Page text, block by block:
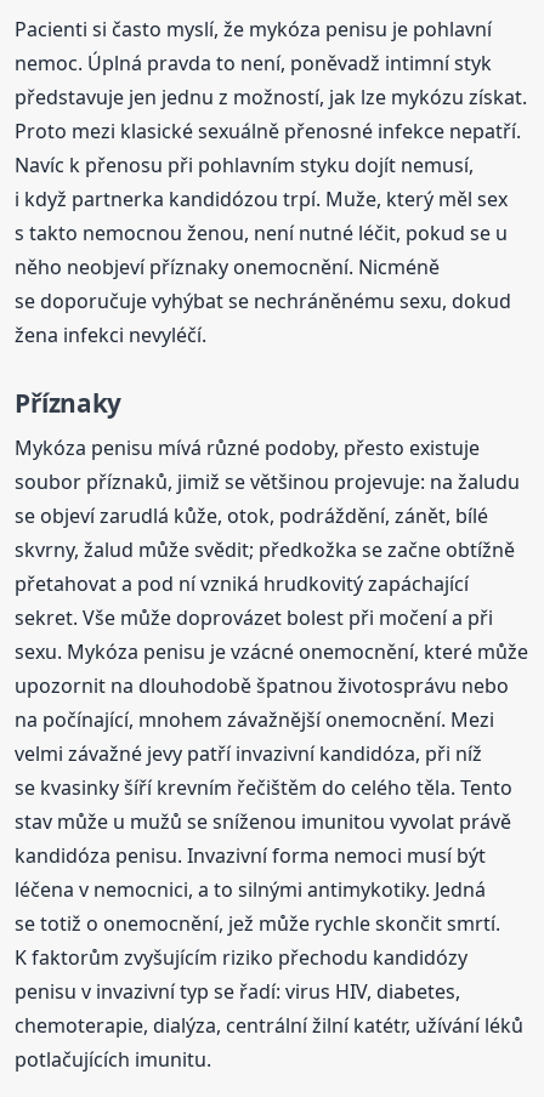
Pacienti si často myslí, že mykóza penisu je pohlavní
nemoc. Úplná pravda to není, poněvadž intimní styk
představuje jen jednu z možností, jak lze mykózu získat.
Proto mezi klasické sexuálně přenosné infekce nepatří.
Navíc k přenosu při pohlavním styku dojít nemusí,
i když partnerka kandidózou trpí. Muže, který měl sex
s takto nemocnou ženou, není nutné léčit, pokud se u
něho neobjeví příznaky onemocnění. Nicméně
se doporučuje vyhýbat se nechráněnému sexu, dokud
žena infekci nevyléčí.
Příznaky
Mykóza penisu mívá různé podoby, přesto existuje
soubor příznaků, jimiž se většinou projevuje: na žaludu
se objeví zarudlá kůže, otok, podráždění, zánět, bílé
skvrny, žalud může svědit; předkožka se začne obtížně
přetahovat a pod ní vzniká hrudkovitý zapáchající
sekret. Vše může doprovázet bolest při močení a při
sexu. Mykóza penisu je vzácné onemocnění, které může
upozornit na dlouhodobě špatnou životosprávu nebo
na počínající, mnohem závažnější onemocnění. Mezi
velmi závažné jevy patří invazivní kandidóza, při níž
se kvasinky šíří krevním řečištěm do celého těla. Tento
stav může u mužů se sníženou imunitou vyvolat právě
kandidóza penisu. Invazivní forma nemoci musí být
léčena v nemocnici, a to silnými antimykotiky. Jedná
se totiž o onemocnění, jež může rychle skončit smrtí.
K faktorům zvyšujícím riziko přechodu kandidózy
penisu v invazivní typ se řadí: virus HIV, diabetes,
chemoterapie, dialýza, centrální žilní katétr, užívání léků
potlačujících imunitu.